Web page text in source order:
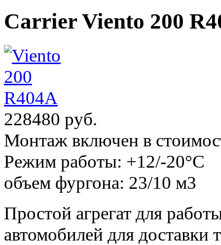
Carrier Viento 200
228480 руб.
Монтаж включен в
Режим работы: +12/-20°С
объем фургона: 23/10 м3
Простой агрегат для
автомобилей для доставки